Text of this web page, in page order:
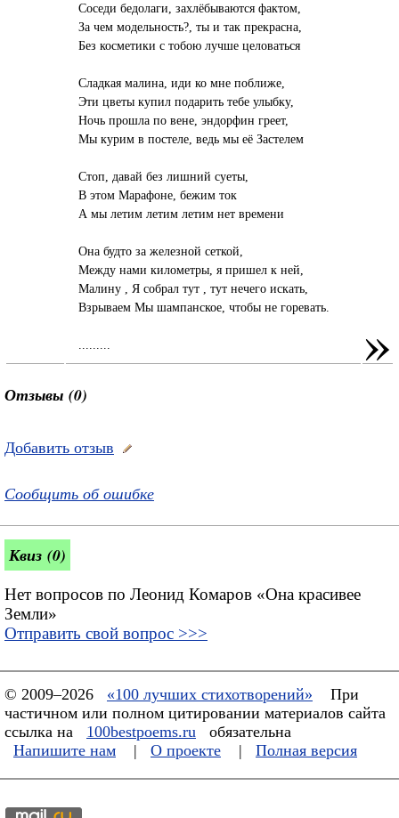
Соседи бедолаги, захлёбываются фактом,
За чем модельность?, ты и так прекрасна,
Без косметики с тобою лучше целоваться
Сладкая малина, иди ко мне поближе,
Эти цветы купил подарить тебе улыбку,
Ночь прошла по вене, эндорфин греет,
Мы курим в постеле, ведь мы её Застелем
Стоп, давай без лишний суеты,
В этом Марафоне, бежим ток
А мы летим летим летим нет времени
Она будто за железной сеткой,
Между нами километры, я пришел к ней,
Малину , Я собрал тут , тут нечего искать,
Взрываем Мы шампанское, чтобы не горевать.
»
Отзывы (0)
Добавить отзыв
Сообщить об ошибке
Квиз (0)
Нет вопросов по Леонид Комаров «Она красивее
Земли»
Отправить свой вопрос >>>
© 2009–2026 «100 лучших стихотворений»
При
частичном или полном цитировании материалов сайта
ссылка на
100bestpoems.ru
обязательна
Напишите нам
| О проекте | Полная версия